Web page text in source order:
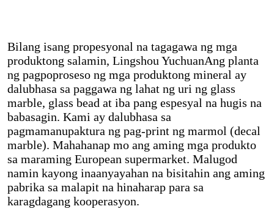
Bilang isang propesyonal na tagagawa ng mga
produktong salamin, Lingshou YuchuanAng planta
ng pagpoproseso ng mga produktong mineral ay
dalubhasa sa paggawa ng lahat ng uri ng glass
marble, glass bead at iba pang espesyal na hugis na
babasagin. Kami ay dalubhasa sa
pagmamanupaktura ng pag-print ng marmol (decal
marble). Mahahanap mo ang aming mga produkto
sa maraming European supermarket. Malugod
namin kayong inaanyayahan na bisitahin ang aming
pabrika sa malapit na hinaharap para sa
karagdagang kooperasyon.